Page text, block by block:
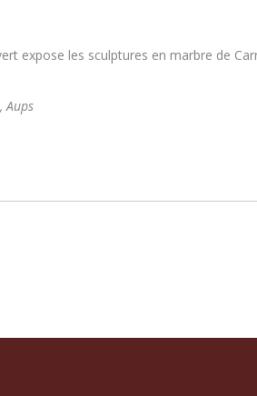
expose les sculptures en marbre de
, Aups